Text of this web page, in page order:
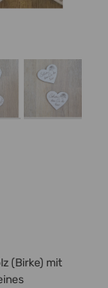
(Birke) mit